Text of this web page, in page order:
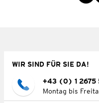
WIR SIND FÜR SIE DA!
+43 (0) 1 2675
Montag bis